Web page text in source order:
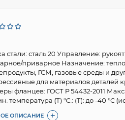
стали: сталь 20 Управление:
приварное Назначение:
ГСМ, газовые среды и
для материалов деталей
фланцев: ГОСТ Р 54432-2011
температура (Т) °С.: (Т): до -40 °С
ОПИСАНИЕ